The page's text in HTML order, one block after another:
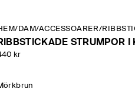
/ DAM/ACCESSOARER/
STRUMPOR I
kr